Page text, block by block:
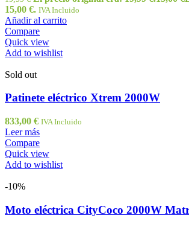
15,00 €. IVA Incluido
Añadir al carrito
Compare
Quick view
Add to wishlist
Sold out
Patinete eléctrico Xtrem 2000W
833,00 € IVA Incluido
Leer más
Compare
Quick view
Add to wishlist
-10%
Moto eléctrica CityCoco 2000W